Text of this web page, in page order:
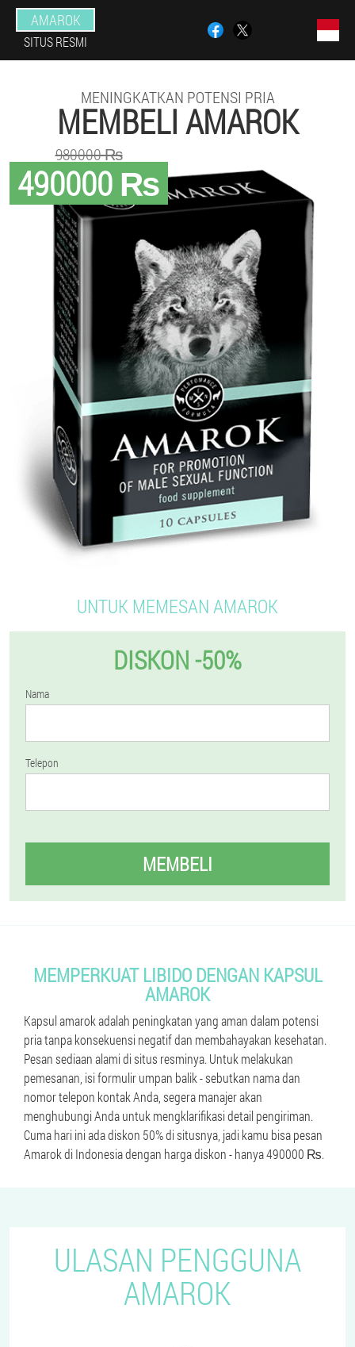
AMAROK
SITUS RESMI
MENINGKATKAN POTENSI PRIA
MEMBELI AMAROK
490000 ₨
980000 ₨
UNTUK MEMESAN AMAROK
DISKON -50%
Nama
Telepon
MEMBELI
MEMPERKUAT LIBIDO DENGAN KAPSUL
AMAROK
Kapsul amarok adalah peningkatan yang aman dalam potensi
pria tanpa konsekuensi negatif dan membahayakan kesehatan.
Pesan sediaan alami di situs resminya. Untuk melakukan
pemesanan, isi formulir umpan balik - sebutkan nama dan
nomor telepon kontak Anda, segera manajer akan
menghubungi Anda untuk mengklarifikasi detail pengiriman.
Cuma hari ini ada diskon 50% di situsnya, jadi kamu bisa pesan
Amarok di Indonesia dengan harga diskon - hanya 490000 ₨.
ULASAN PENGGUNA
AMAROK